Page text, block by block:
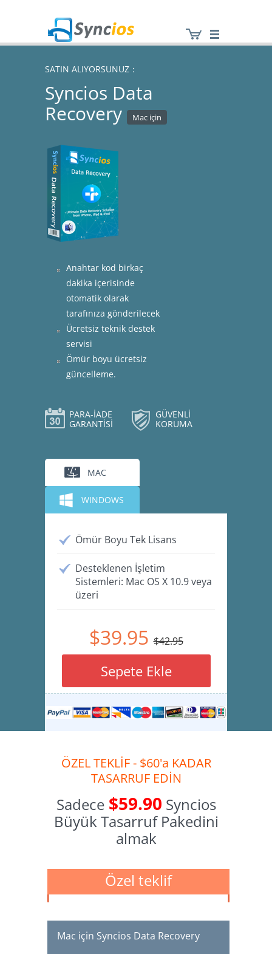
Syncios
SATIN ALIYORSUNUZ：
Syncios Data
Recovery
Mac için
Anahtar kod birkaç
dakika içerisinde
otomatik olarak
tarafınıza gönderilecek
Ücretsiz teknik destek
servisi
Ömür boyu ücretsiz
güncelleme.
PARA-İADE
GARANTİSİ
GÜVENLİ
KORUMA
MAC
WINDOWS
Ömür Boyu Tek Lisans
Desteklenen İşletim
Sistemleri: Mac OS X 10.9 veya
üzeri
$39.95$42.95
Sepete Ekle
ÖZEL TEKLİF - $60'a KADAR
TASARRUF EDİN
Sadece$59.90 Syncios
Büyük Tasarruf Pakedini
almak
Özel teklif
Mac için Syncios Data Recovery